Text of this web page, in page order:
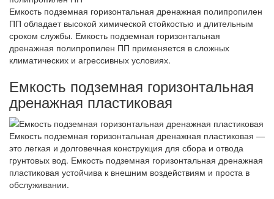
Емкость подземная горизонтальная дренажная полипропилен
ПП обладает высокой химической стойкостью и длительным
сроком службы. Емкость подземная горизонтальная
дренажная полипропилен ПП применяется в сложных
климатических и агрессивных условиях.
Емкость подземная горизонтальная
дренажная пластиковая
Емкость подземная горизонтальная дренажная пластиковая —
это легкая и долговечная конструкция для сбора и отвода
грунтовых вод. Емкость подземная горизонтальная дренажная
пластиковая устойчива к внешним воздействиям и проста в
обслуживании.